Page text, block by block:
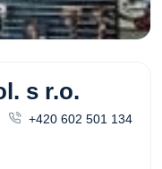
s r.o.
+420 602 501 134